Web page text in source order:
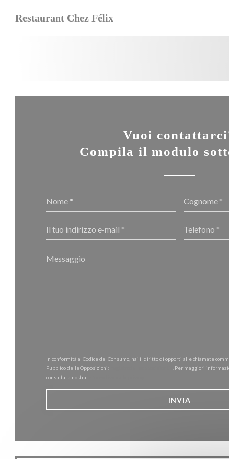
Restaurant Chez Félix
Vuoi
Compila il modulo
In conformità al Codice del Consumo, hai il diritto di opporti alle chiamate
Pubblico delle Opposizioni:
. Per maggiori
consulta la nostra